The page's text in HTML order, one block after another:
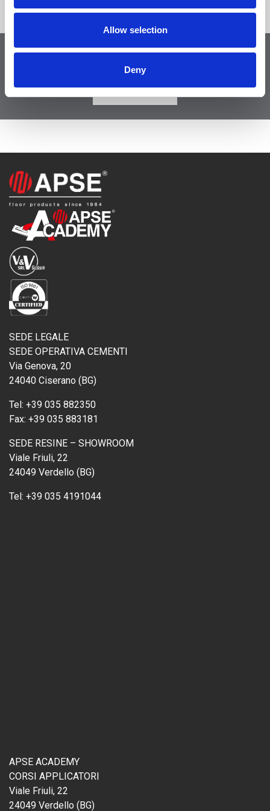
Allow selection
Deny
Visita il nostro shop online
SEDE LEGALE
SEDE OPERATIVA CEMENTI
Via Genova, 20
24040 Ciserano (BG)
Tel: +39 035 882350
Fax: +39 035 883181
SEDE RESINE – SHOWROOM
Viale Friuli, 22
24049 Verdello (BG)
Tel: +39 035 4191044
APSE ACADEMY
CORSI APPLICATORI
Viale Friuli, 22
24049 Verdello (BG)